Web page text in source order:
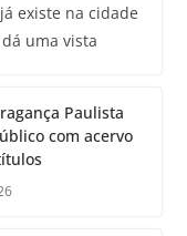
existe na cidade
uma vista
Paulista
com acervo